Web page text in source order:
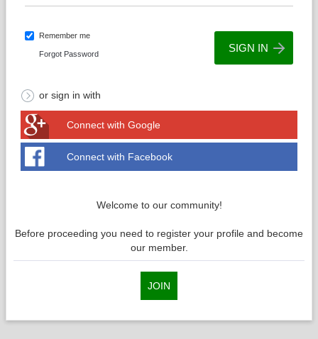
Remember me
Forgot Password
or sign in with
Connect with Google
Connect with Facebook
Welcome to our community!
Before proceeding you need to register your profile and become
our member.
JOIN